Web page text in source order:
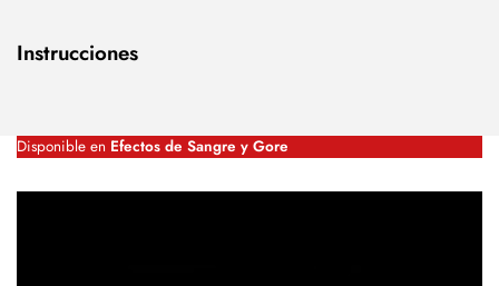
Instrucciones
Disponible en Efectos de Sangre y Gore